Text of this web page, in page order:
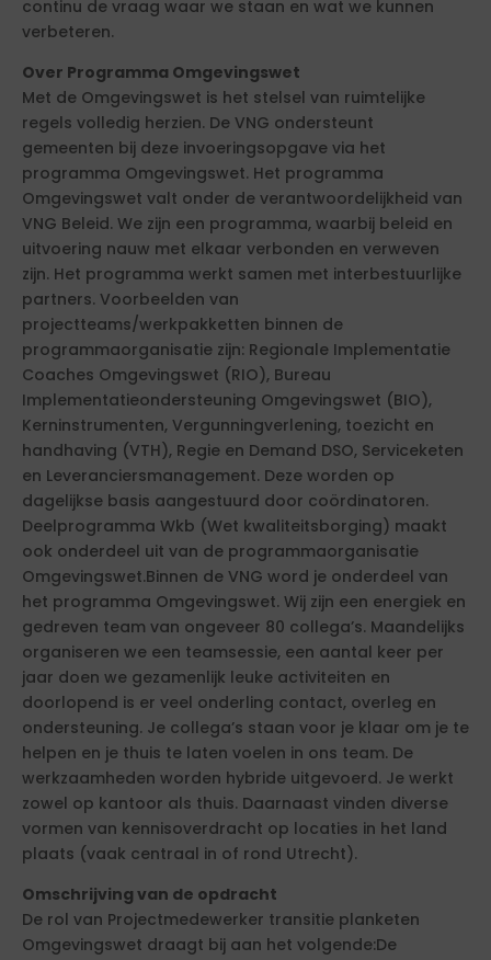
continu de vraag waar we staan en wat we kunnen
verbeteren.
Over Programma Omgevingswet
Met de Omgevingswet is het stelsel van ruimtelijke
regels volledig herzien. De VNG ondersteunt
gemeenten bij deze invoeringsopgave via het
programma Omgevingswet. Het programma
Omgevingswet valt onder de verantwoordelijkheid van
VNG Beleid. We zijn een programma, waarbij beleid en
uitvoering nauw met elkaar verbonden en verweven
zijn. Het programma werkt samen met interbestuurlijke
partners. Voorbeelden van
projectteams/werkpakketten binnen de
programmaorganisatie zijn: Regionale Implementatie
Coaches Omgevingswet (RIO), Bureau
Implementatieondersteuning Omgevingswet (BIO),
Kerninstrumenten, Vergunningverlening, toezicht en
handhaving (VTH), Regie en Demand DSO, Serviceketen
en Leveranciersmanagement. Deze worden op
dagelijkse basis aangestuurd door coördinatoren.
Deelprogramma Wkb (Wet kwaliteitsborging) maakt
ook onderdeel uit van de programmaorganisatie
Omgevingswet.Binnen de VNG word je onderdeel van
het programma Omgevingswet. Wij zijn een energiek en
gedreven team van ongeveer 80 collega’s. Maandelijks
organiseren we een teamsessie, een aantal keer per
jaar doen we gezamenlijk leuke activiteiten en
doorlopend is er veel onderling contact, overleg en
ondersteuning. Je collega’s staan voor je klaar om je te
helpen en je thuis te laten voelen in ons team. De
werkzaamheden worden hybride uitgevoerd. Je werkt
zowel op kantoor als thuis. Daarnaast vinden diverse
vormen van kennisoverdracht op locaties in het land
plaats (vaak centraal in of rond Utrecht).
Omschrijving van de opdracht
De rol van Projectmedewerker transitie planketen
Omgevingswet draagt bij aan het volgende:De